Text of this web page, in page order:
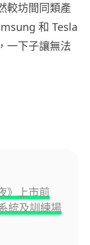
較坊間同類產
和 Tesla
一下子讓無法
》上市前
統及訓練場